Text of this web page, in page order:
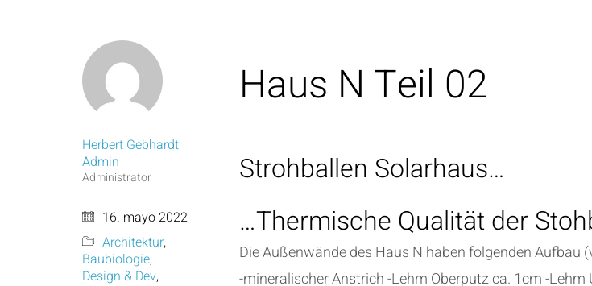
Haus N Teil 02
Strohballen Solarhaus…
…Thermische Qualität der
Die Außenwände des Haus N haben folgenden Aufbau
-mineralischer Anstrich -Lehm Oberputz ca. 1cm -
Herbert Gebhardt
Admin
Administrator
16. mayo 2022
Architektur,
Baubiologie,
Design & Dev,